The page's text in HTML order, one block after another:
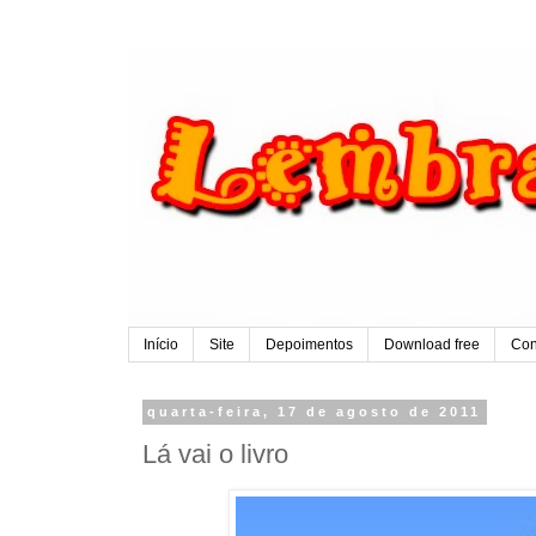
Início Site Depoimentos Download free
quarta-feira, 17 de agosto de 2011
Lá vai o livro